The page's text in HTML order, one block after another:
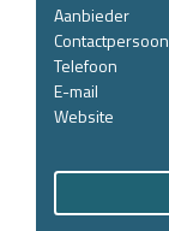
Aanbieder
Contactpersoon
Telefoon
E-mail
Website